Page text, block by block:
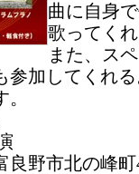
曲に自身
歌ってく
また、ス
参加してくれ
良野市北の峰町